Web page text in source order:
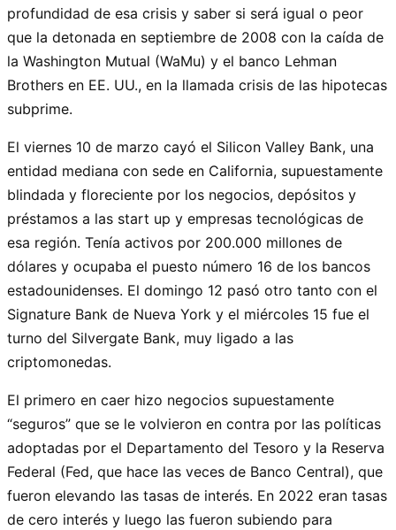
profundidad de esa crisis y saber si será igual o peor
que la detonada en septiembre de 2008 con la caída de
la Washington Mutual (WaMu) y el banco Lehman
Brothers en EE. UU., en la llamada crisis de las hipotecas
subprime.
El viernes 10 de marzo cayó el Silicon Valley Bank, una
entidad mediana con sede en California, supuestamente
blindada y floreciente por los negocios, depósitos y
préstamos a las start up y empresas tecnológicas de
esa región. Tenía activos por 200.000 millones de
dólares y ocupaba el puesto número 16 de los bancos
estadounidenses. El domingo 12 pasó otro tanto con el
Signature Bank de Nueva York y el miércoles 15 fue el
turno del Silvergate Bank, muy ligado a las
criptomonedas.
El primero en caer hizo negocios supuestamente
“seguros” que se le volvieron en contra por las políticas
adoptadas por el Departamento del Tesoro y la Reserva
Federal (Fed, que hace las veces de Banco Central), que
fueron elevando las tasas de interés. En 2022 eran tasas
de cero interés y luego las fueron subiendo para